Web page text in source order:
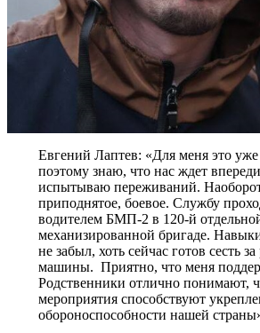
Евгений Лаптев: «Для меня это уже
поэтому знаю, что нас ждет
испытываю переживаний.
приподнятое, боевое. Службу
водителем БМП-2 в 120-й
механизированной бригаде.
не забыл, хоть сейчас готов сесть
машины. Приятно, что меня
Родственники отлично понимают,
мероприятия способствуют
обороноспособности нашей